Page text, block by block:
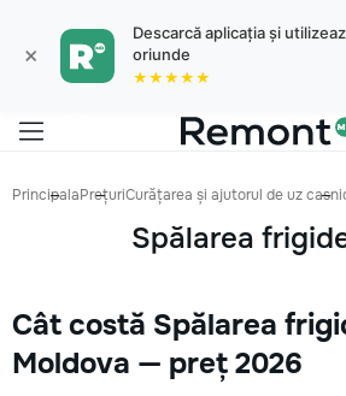
×
Descarcă aplicația și
oriunde
★★★★★
PrincipalaPrețuriCurățarea și ajutorul de uz
Spălarea
Cât costă Spălarea
Moldova — preț 2026